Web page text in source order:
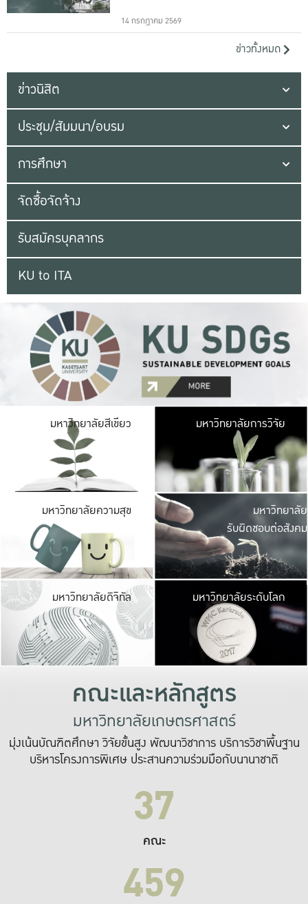
14 กรกฎาคม 2569
ข่าวทั้งหมด
ข่าวนิสิต
ประชุม/สัมมนา/อบรม
การศึกษา
จัดซื้อจัดจ้าง
รับสมัครบุคลากร
KU to ITA
มหาวิทยาลัยสีเขียว มหาวิ
มีพื้นที่เขียวสดใส
เป็นป่าในเมือง เกษต
มหาวิทยาลัยการวิจัย
มหาวิทยาลัยความสุข มหาวิ
ค
เปิดประ
และพบเรื่องราวใ
มหาวิทยาลัย
รับผิดชอบต่อสังคม
มหาวิทยาลัยดิจิทัล มหาวิ
เปลี่ยนแปลง แล
เพื่อทำง
ระบบสารสนเทศ
มหาวิทยาลัยระดับโลก
คณะและหลักสูตร
มหาวิทยาลัยเกษตรศาสตร์
มุ่งเน้นบัณฑิตศึกษา วิจัยขั้นสูง พัฒนาวิชาการ บริการวิชาพื้นฐาน
บริหารโครงการพิเศษ ประสานความร่วมมือกับนานาชาติ
37
คณะ
459